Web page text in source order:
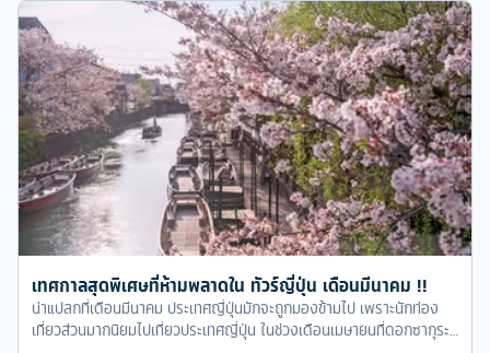
เทศกาลสุดพิเศษที่ห้ามพลาดใน ทัวร์ญี่ปุ่น เดือนมีนาคม !!
น่าแปลกที่เดือนมีนาคม ประเทศญี่ปุ่นมักจะถูกมองข้ามไป เพราะนักท่อง
เที่ยวส่วนมากนิยมไปเที่ยวประเทศญี่ปุ่น ในช่วงเดือนเมษายนที่ดอกซากุระ